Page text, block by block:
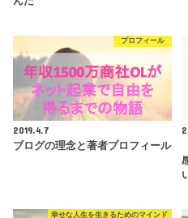
プロフィール
2019.4.7
ブログの理念と著者プロフィール
幸せな人生を生きるためのマインド